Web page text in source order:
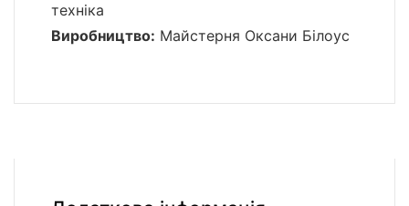
техніка
Виробництво: Майстерня Оксани Білоус